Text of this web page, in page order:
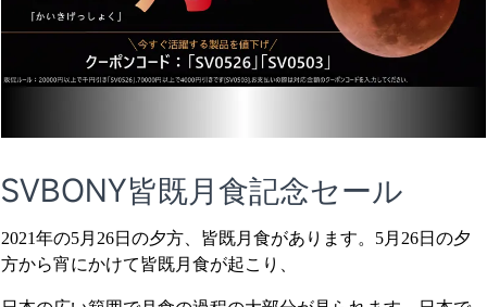
SVBONY皆既月食記念セール
2021年の5月26日の夕方、皆既月食があります。5月26日の夕
方から宵にかけて皆既月食が起こり、